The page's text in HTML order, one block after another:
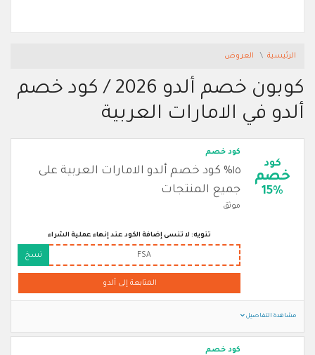
الرئيسية العروض
كوبون خصم ألدو 2026 / كود خصم
ألدو في الامارات العربية
كود
خصم
15%
كود خصم
١٥% كود خصم ألدو الامارات العربية على
جميع المنتجات
موثق
تنويه: لا تنسى إضافة الكود عند إنهاء عملية الشراء
FSA نسخ
المتابعة إلى ألدو
مشاهدة التفاصيل
كود خصم